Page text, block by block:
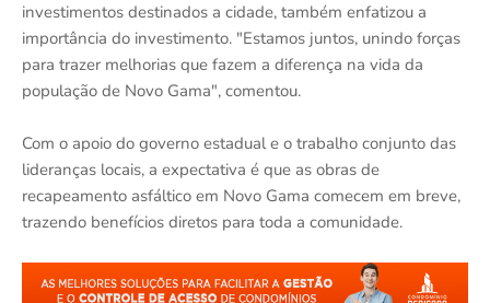
investimentos destinados a cidade, também enfatizou a
importância do investimento. "Estamos juntos, unindo forças
para trazer melhorias que fazem a diferença na vida da
população de Novo Gama", comentou.
Com o apoio do governo estadual e o trabalho conjunto das
lideranças locais, a expectativa é que as obras de
recapeamento asfáltico em Novo Gama comecem em breve,
trazendo benefícios diretos para toda a comunidade.